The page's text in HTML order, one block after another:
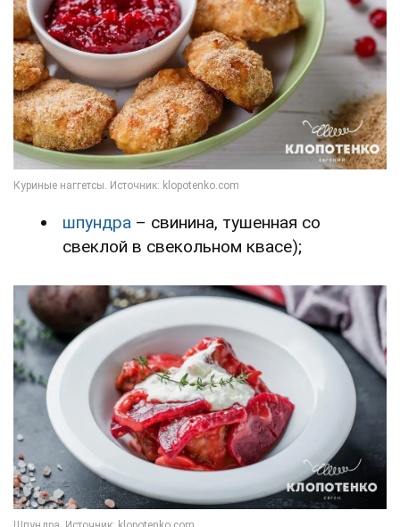
шпундра – свинина, тушенная со
свеклой в свекольном квасе);